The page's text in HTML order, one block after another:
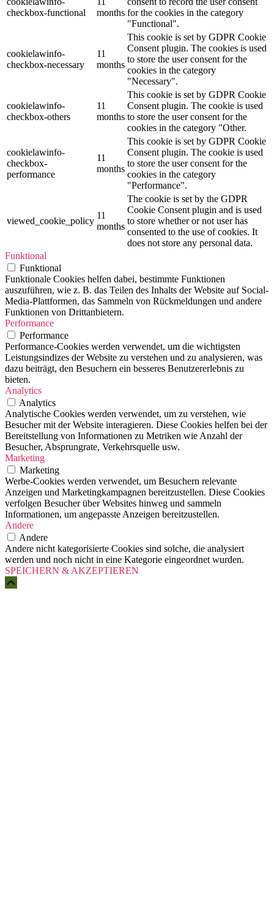
checkbox-functional
months for the cookies in the category
"Functional".
cookielawinfo-
checkbox-necessary
11
months
This cookie is set by GDPR Cookie
Consent plugin. The cookies is used
to store the user consent for the
cookies in the category
"Necessary".
cookielawinfo-
checkbox-others
11
months
This cookie is set by GDPR Cookie
Consent plugin. The cookie is used
to store the user consent for the
cookies in the category "Other.
cookielawinfo-
checkbox-
performance
11
months
This cookie is set by GDPR Cookie
Consent plugin. The cookie is used
to store the user consent for the
cookies in the category
"Performance".
viewed_cookie_policy
11
months
The cookie is set by the GDPR
Cookie Consent plugin and is used
to store whether or not user has
consented to the use of cookies. It
does not store any personal data.
Funktional
Funktional
Funktionale Cookies helfen dabei, bestimmte Funktionen
auszuführen, wie z. B. das Teilen des Inhalts der Website auf Social-
Media-Plattformen, das Sammeln von Rückmeldungen und andere
Funktionen von Drittanbietern.
Performance
Performance
Performance-Cookies werden verwendet, um die wichtigsten
Leistungsindizes der Website zu verstehen und zu analysieren, was
dazu beiträgt, den Besuchern ein besseres Benutzererlebnis zu
bieten.
Analytics
Analytics
Analytische Cookies werden verwendet, um zu verstehen, wie
Besucher mit der Website interagieren. Diese Cookies helfen bei der
Bereitstellung von Informationen zu Metriken wie Anzahl der
Besucher, Absprungrate, Verkehrsquelle usw.
Marketing
Marketing
Werbe-Cookies werden verwendet, um Besuchern relevante
Anzeigen und Marketingkampagnen bereitzustellen. Diese Cookies
verfolgen Besucher über Websites hinweg und sammeln
Informationen, um angepasste Anzeigen bereitzustellen.
Andere
Andere
Andere nicht kategorisierte Cookies sind solche, die analysiert
werden und noch nicht in eine Kategorie eingeordnet wurden.
SPEICHERN & AKZEPTIEREN